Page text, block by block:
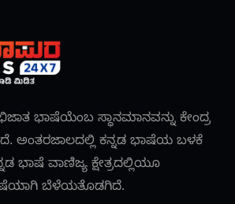
ಭಾಷೆಯೆಂಬ ಸ್ಥಾನಮಾನವನ್ನು ಕೇಂದ್ರ
ಅಂತರಜಾಲದಲ್ಲಿ ಕನ್ನಡ ಭಾಷೆಯ ಬಳಕೆ
ಭಾಷೆ ವಾಣಿಜ್ಯ ಕ್ಷೇತ್ರದಲ್ಲಿಯೂ
ಬೆಳೆಯತೊಡಗಿದೆ.